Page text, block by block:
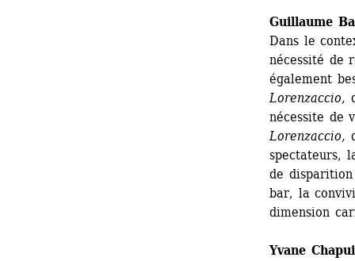
Guillaume
Dans le
nécessité de
également
Lorenzaccio,
nécessite de
Lorenzaccio,
spectateurs,
de
bar, la
dimension
Yvane